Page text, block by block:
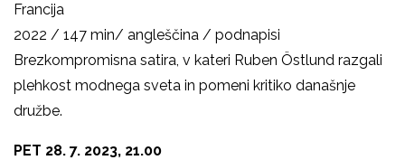
Francija
2022 / 147 min/ angleščina / podnapisi
Brezkompromisna satira, v kateri Ruben Östlund razgali
plehkost modnega sveta in pomeni kritiko današnje
družbe.
PET 28. 7. 2023, 21.00